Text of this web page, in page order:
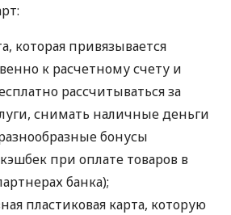
которая привязывается
к расчетному счету и
рассчитываться за
снимать наличные деньги
бонусы
при оплате товаров в
банка);
пластиковая карта, которую